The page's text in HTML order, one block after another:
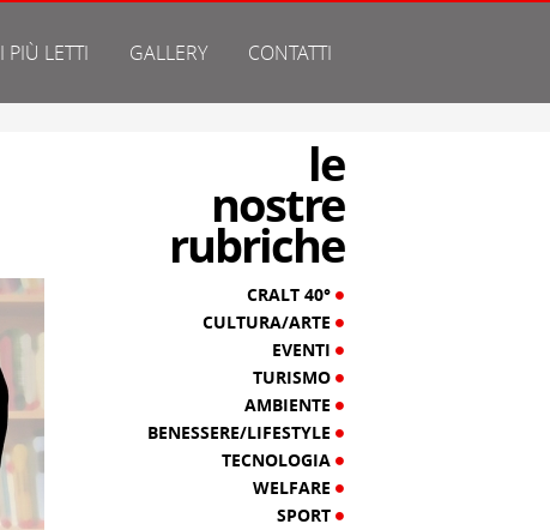
I PIÙ LETTI GALLERY CONTATTI
le
nostre
rubriche
CRALT 40°
CULTURA/ARTE
EVENTI
TURISMO
AMBIENTE
BENESSERE/LIFESTYLE
TECNOLOGIA
WELFARE
SPORT